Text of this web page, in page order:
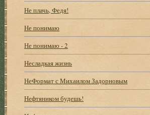
Не плачь, Федя!
Не понимаю
Не понимаю - 2
Несладкая жизнь
НеФормат с Михаилом Задорновым
Нефтяником будешь!